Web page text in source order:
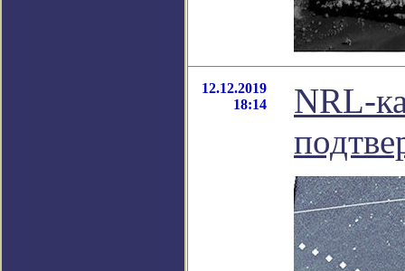
12.12.2019
18:14
NRL-